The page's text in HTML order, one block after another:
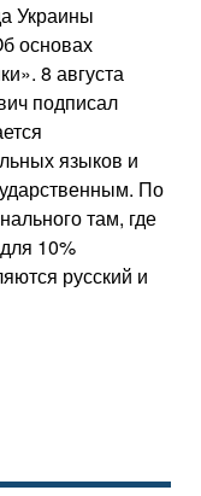
Украины
основах
8 августа
подписал
языков и
По
там, где
10%
русский и